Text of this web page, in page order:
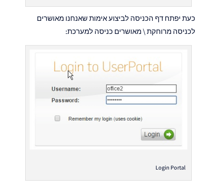
כעת יפתח דף הכניסה לביצוע אימות שאנחנו מאושרים
לכניסה מרוחקת \ מאושרים כניסה למערכת:
Login Portal